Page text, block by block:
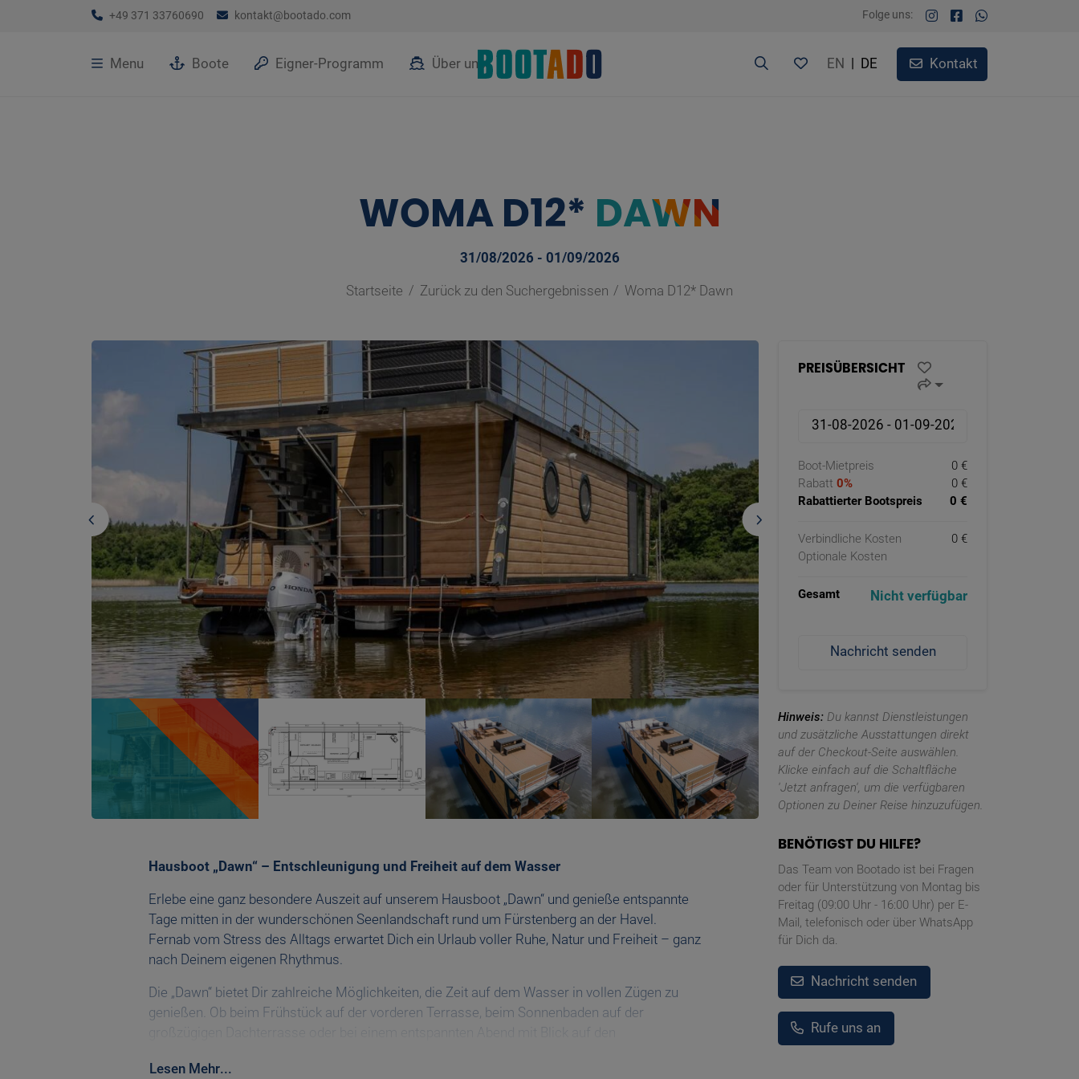
+49 371 33760690 kontakt@bootado.com Folge uns:
Menu Boote Eigner-Programm Über uns EN DE Kontakt
WOMA D12* DAWN
31/08/2026 - 01/09/2026
Startseite Zurück zu den Suchergebnissen Woma D12* Dawn
Hausboot „Dawn“ – Entschleunigung und Freiheit auf dem Wasser
Erlebe eine ganz besondere Auszeit auf unserem Hausboot „Dawn“ und genieße entspannte
Tage mitten in der wunderschönen Seenlandschaft rund um Fürstenberg an der Havel.
Fernab vom Stress des Alltags erwartet Dich ein Urlaub voller Ruhe, Natur und Freiheit – ganz
nach Deinem eigenen Rhythmus.
Die „Dawn“ bietet Dir zahlreiche Möglichkeiten, die Zeit auf dem Wasser in vollen Zügen zu
genießen. Ob beim Frühstück auf der vorderen Terrasse, beim Sonnenbaden auf der
Lesen Mehr...
PREISÜBERSICHT
Boot-Mietpreis
0 €
Rabatt 0%
0 €
Rabattierter Bootspreis
0 €
Verbindliche Kosten
0 €
Optionale Kosten
Gesamt Nicht verfügbar
Nachricht senden
Hinweis: Du kannst Dienstleistungen
und zusätzliche Ausstattungen direkt
auf der Checkout-Seite auswählen.
Klicke einfach auf die Schaltfläche
'Jetzt anfragen', um die verfügbaren
Optionen zu Deiner Reise hinzuzufügen.
BENÖTIGST DU HILFE?
Das Team von Bootado ist bei Fragen
oder für Unterstützung von Montag bis
Freitag (09:00 Uhr - 16:00 Uhr) per E-
Mail, telefonisch oder über WhatsApp
für Dich da.
Nachricht senden
Rufe uns an